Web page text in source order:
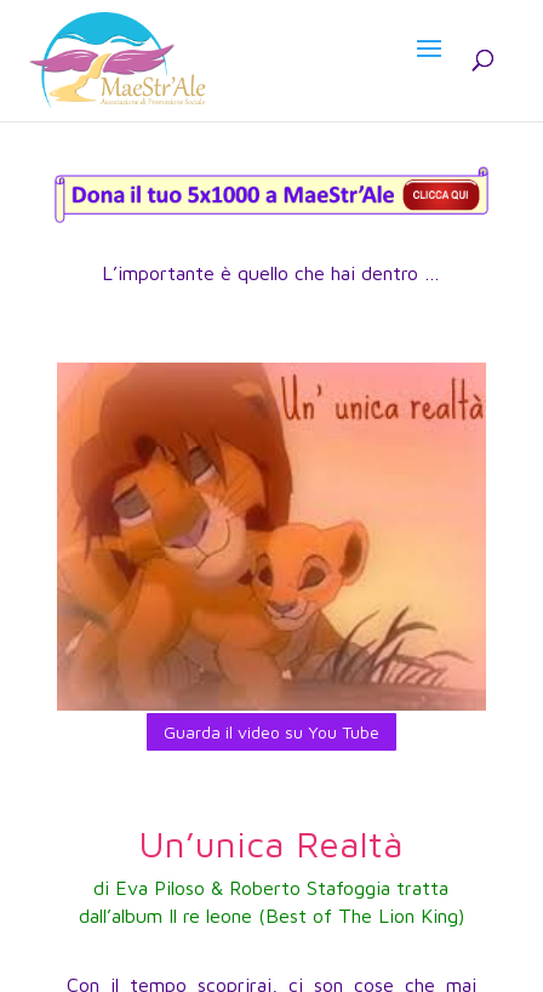
L’importante è quello che hai dentro …
Guarda il video su You Tube
Un’unica Realtà
di Eva Piloso & Roberto Stafoggia tratta
dall’album Il re leone (Best of The Lion King)
Con il tempo scoprirai, ci son cose che mai